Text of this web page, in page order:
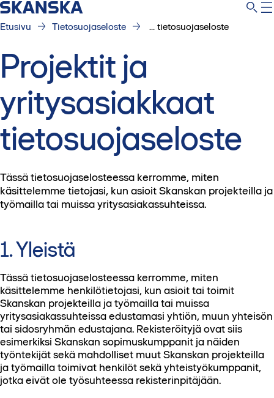
Etusivu Tietosuojaseloste ... tietosuojaseloste
Projektit ja
yritysasiakkaat
tietosuojaseloste
Tässä tietosuojaselosteessa kerromme, miten
käsittelemme tietojasi, kun asioit Skanskan projekteilla ja
työmailla tai muissa yritysasiakassuhteissa.
1. Yleistä
Tässä tietosuojaselosteessa kerromme, miten
käsittelemme henkilötietojasi, kun asioit tai toimit
Skanskan projekteilla ja työmailla tai muissa
yritysasiakassuhteissa edustamasi yhtiön, muun yhteisön
tai sidosryhmän edustajana. Rekisteröityjä ovat siis
esimerkiksi Skanskan sopimuskumppanit ja näiden
työntekijät sekä mahdolliset muut Skanskan projekteilla
ja työmailla toimivat henkilöt sekä yhteistyökumppanit,
jotka eivät ole työsuhteessa rekisterinpitäjään.